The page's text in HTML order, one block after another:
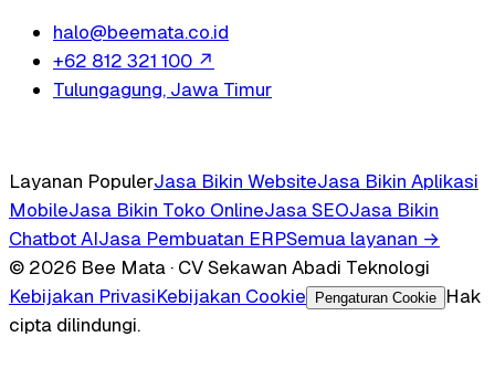
halo@beemata.co.id
+62 812 321 100 ↗
Tulungagung, Jawa Timur
Layanan PopulerJasa Bikin WebsiteJasa Bikin Aplikasi
MobileJasa Bikin Toko OnlineJasa SEOJasa Bikin
Chatbot AIJasa Pembuatan ERPSemua layanan →
© 2026 Bee Mata · CV Sekawan Abadi Teknologi
Kebijakan PrivasiKebijakan Cookie Pengaturan Cookie
Hak
cipta dilindungi.